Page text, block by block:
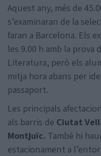
Aquest any, més de
s’examinaran de la
faran a Barcelona. Els
les 9.00 h amb la prova
Literatura, però els
mitja hora abans per
passaport.
Les principals
als barris de Ciutat
Montjuïc. També hi
estacionament a